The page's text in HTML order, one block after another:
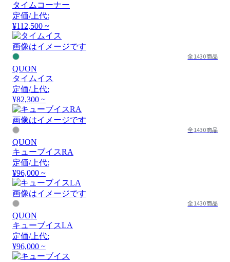
タイムコーナー
定価/上代:
¥112,500 ~
画像はイメージです
全1430商品
QUON
タイムイス
定価/上代:
¥82,300 ~
画像はイメージです
全1430商品
QUON
キューブイスRA
定価/上代:
¥96,000 ~
画像はイメージです
全1430商品
QUON
キューブイスLA
定価/上代:
¥96,000 ~